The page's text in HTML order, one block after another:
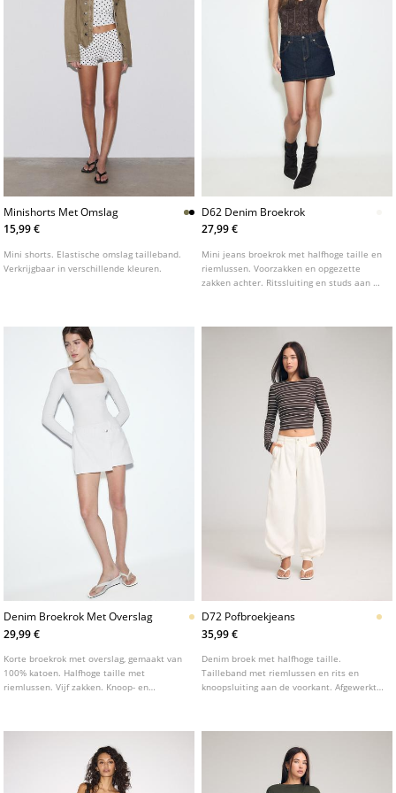
Minishorts Met Omslag
15,99 €
Mini shorts. Elastische omslag tailleband.
Verkrijgbaar in verschillende kleuren.
D62 Denim Broekrok
27,99 €
Mini jeans broekrok met halfhoge taille en
riemlussen. Voorzakken en opgezette
zakken achter. Ritssluiting en studs aan de
Denim Broekrok Met Overslag
29,99 €
Korte broekrok met overslag, gemaakt van
100% katoen. Halfhoge taille met
riemlussen. Vijf zakken. Knoop- en
D72 Pofbroekjeans
35,99 €
Denim broek met halfhoge taille.
Tailleband met riemlussen en rits en
knoopsluiting aan de voorkant. Afgewerkte
in verschillende kleuren.